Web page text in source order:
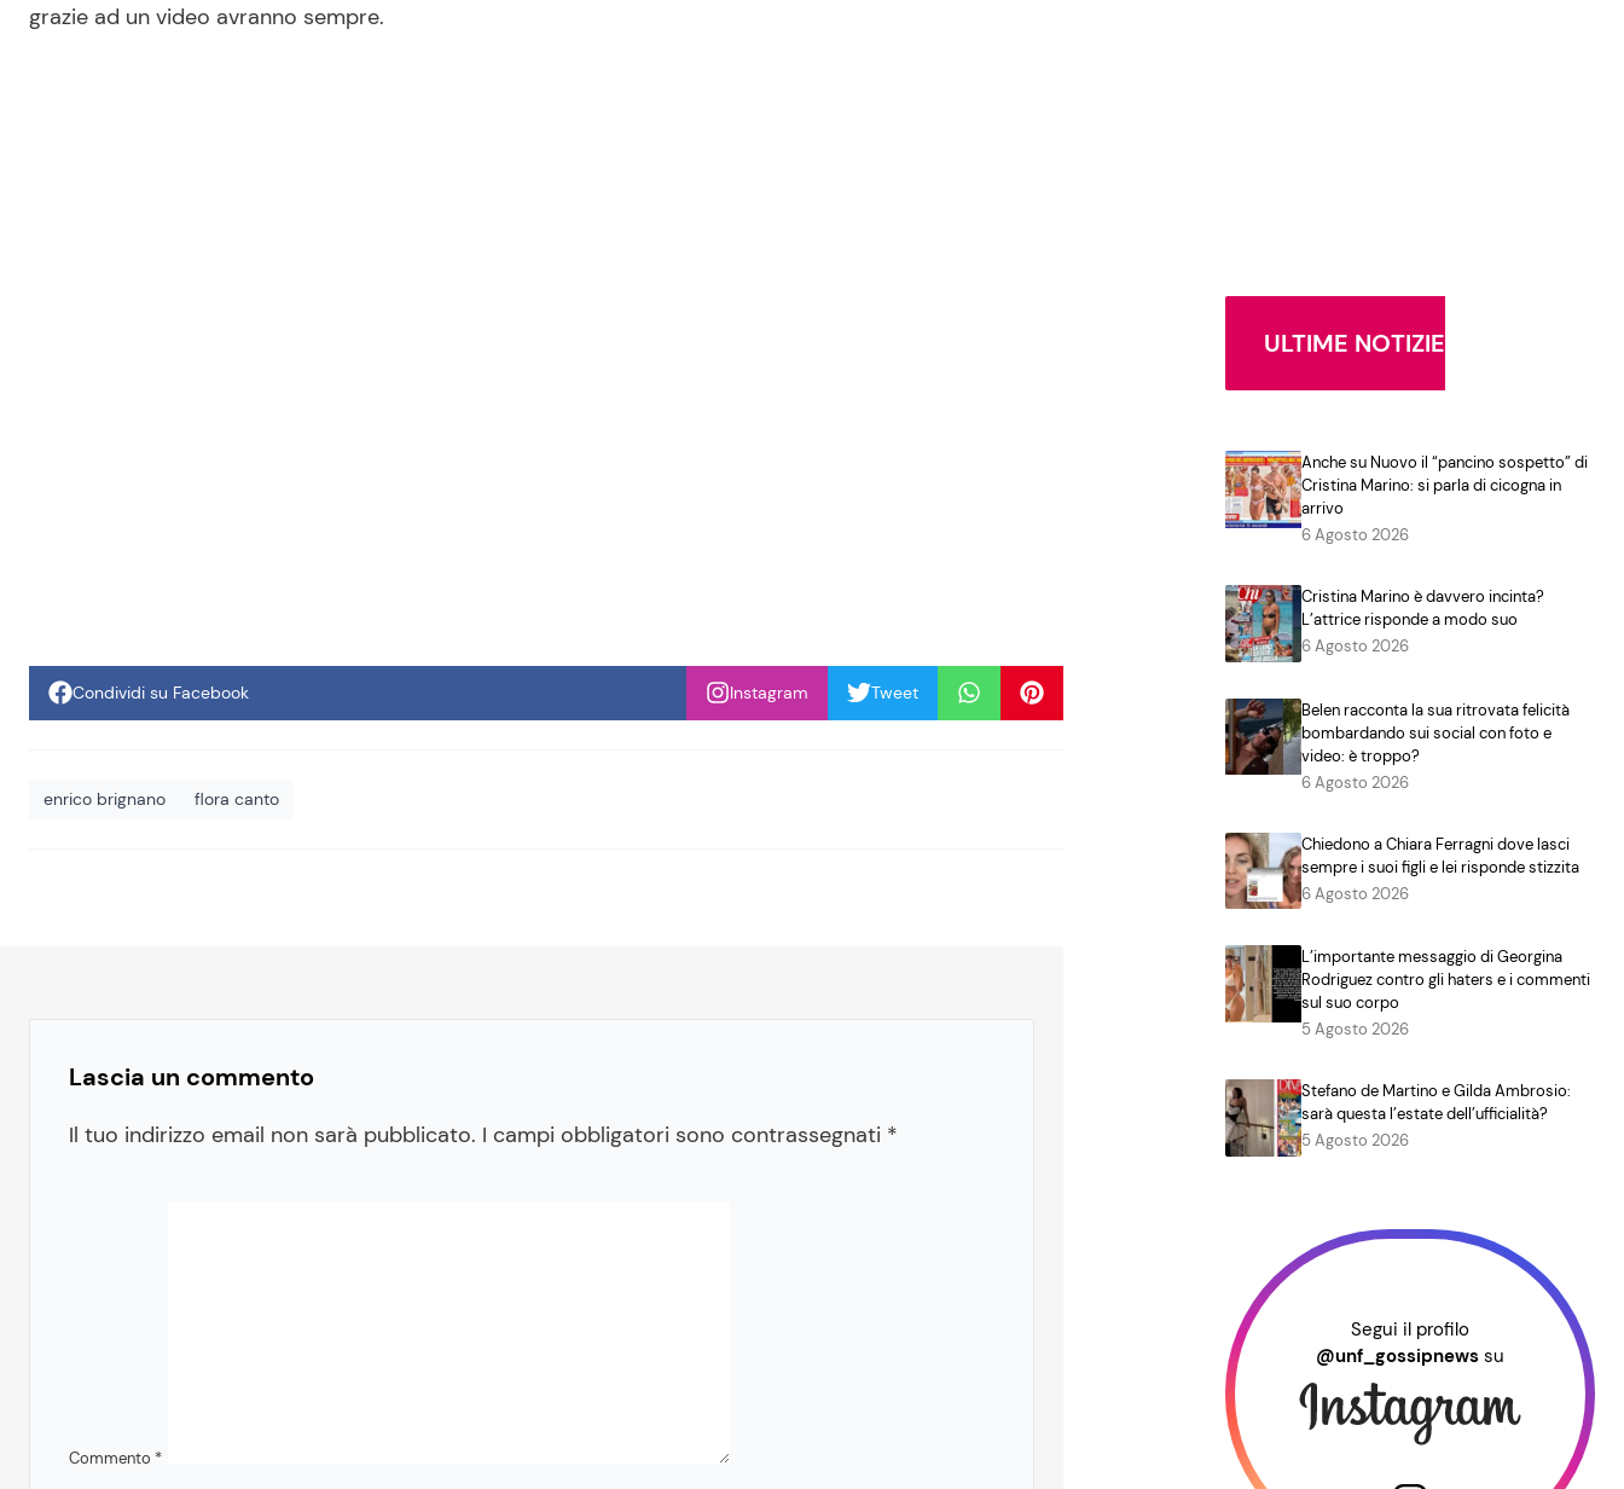
grazie ad un video avranno sempre.
Condividi su Facebook Instagram Tweet
enrico brignano flora canto
Lascia un commento
Il tuo indirizzo email non sarà pubblicato. I campi obbligatori sono contrassegnati *
Commento *
ULTIME NOTIZIE
Anche su Nuovo il “pancino sospetto” di
Cristina Marino: si parla di cicogna in
arrivo
6 Agosto 2026
Cristina Marino è davvero incinta?
L’attrice risponde a modo suo
6 Agosto 2026
Belen racconta la sua ritrovata felicità
bombardando sui social con foto e
video: è troppo?
6 Agosto 2026
Chiedono a Chiara Ferragni dove lasci
sempre i suoi figli e lei risponde stizzita
6 Agosto 2026
L’importante messaggio di Georgina
Rodriguez contro gli haters e i commenti
sul suo corpo
5 Agosto 2026
Stefano de Martino e Gilda Ambrosio:
sarà questa l’estate dell’ufficialità?
5 Agosto 2026
Segui il profilo
@unf_gossipnews su